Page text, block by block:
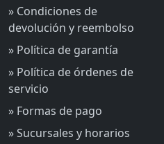
» Condiciones de
devolución y reembolso
» Política de garantía
» Política de órdenes de
servicio
» Formas de pago
» Sucursales y horarios